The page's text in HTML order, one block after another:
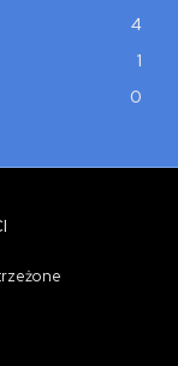
4
1
0